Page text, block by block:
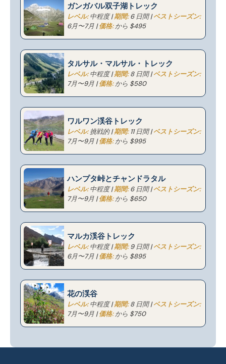
ガンガバル双子湖トレック
レベル:中程度 |期間:6 日間 |ベストシーズン:
6月〜7月 |価格:から $495
タルサル・マルサル・トレック
レベル:中程度 |期間:8 日間 |ベストシーズン:
7月〜9月 |価格:から $580
ワルワン渓谷トレック
レベル:挑戦的 |期間:11 日間 |ベストシーズン:
7月〜9月 |価格:から $995
ハンプタ峠とチャンドラタル
レベル:中程度 |期間:6 日間 |ベストシーズン:
7月〜9月 |価格:から $650
マルカ渓谷トレック
レベル:中程度 |期間:9 日間 |ベストシーズン:
6月〜7月 |価格:から $895
花の渓谷
レベル:中程度 |期間:8 日間 |ベストシーズン:
7月〜9月 |価格:から $750